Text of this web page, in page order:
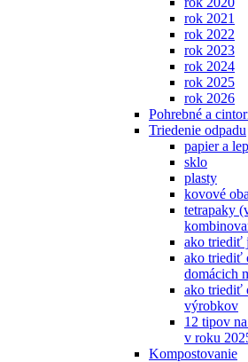
rok 2021
rok 2022
rok 2023
rok 2024
rok 2025
rok 2026
Pohrebné a
Triedenie odpadu
papier a
sklo
plasty
kovové
tetrapaky
ako triediť
ako triediť
domácich
ako triediť
výrobkov
12 tipov
v roku
Kompostovanie